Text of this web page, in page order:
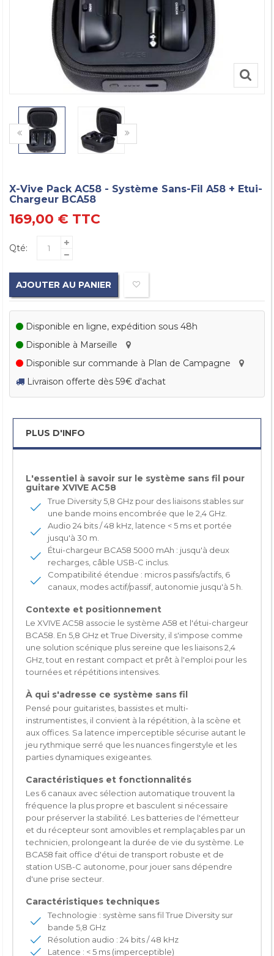
X-Vive Pack AC58 - Système Sans-Fil A58 + Etui-
Chargeur BCA58
169,00 € TTC
Qté:
AJOUTER AU PANIER
Disponible en ligne, expédition sous 48h
Disponible à Marseille
Disponible sur commande à Plan de Campagne
Livraison offerte dès 59€ d'achat
PLUS D'INFO
L'essentiel à savoir sur le système sans fil pour
guitare XVIVE AC58
True Diversity 5,8 GHz pour des liaisons stables sur
une bande moins encombrée que le 2,4 GHz.
Audio 24 bits / 48 kHz latence < 5 ms et portée
jusqu'à 30 m.
Étui-chargeur BCA58 5000 mAh : jusqu'à deux
recharges, câble USB-C inclus.
Compatibilité étendue : micros passifs/actifs, 6
canaux , modes actif/passif, autonomie jusqu'à 5 h.
Contexte et positionnement
Le XVIVE AC58 associe le système A58 et l'étui-chargeur
BCA58. En 5,8 GHz et True Diversity , il s'impose comme
une solution scénique plus sereine que les liaisons 2,4
GHz, tout en restant compact et prêt à l'emploi pour les
tournées et répétitions intensives.
À qui s'adresse ce système sans fil
Pensé pour guitaristes, bassistes et multi-
instrumentistes, il convient à la répétition, à la scène et
aux offices. Sa latence imperceptible sécurise autant le
jeu rythmique serré que les nuances fingerstyle et les
parties dynamiques exigeantes.
Caractéristiques et fonctionnalités
Les 6 canaux avec sélection automatique trouvent la
fréquence la plus propre et basculent si nécessaire
pour préserver la stabilité. Les batteries de l'émetteur
et du récepteur sont amovibles et remplaçables par un
technicien, prolongeant la durée de vie du système. Le
BCA58 fait office d'étui de transport robuste et de
station USB-C autonome, pour jouer sans dépendre
d'une prise secteur.
Caractéristiques techniques
Technologie : système sans fil True Diversity sur
bande 5,8 GHz
Résolution audio : 24 bits / 48 kHz
Latence : < 5 ms (imperceptible)